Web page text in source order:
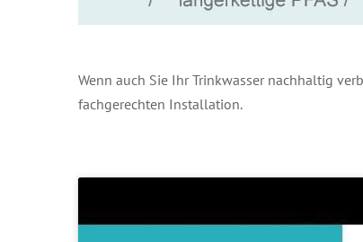
Wenn auch Sie Ihr Trinkwasser nachhaltig
fachgerechten Installation.